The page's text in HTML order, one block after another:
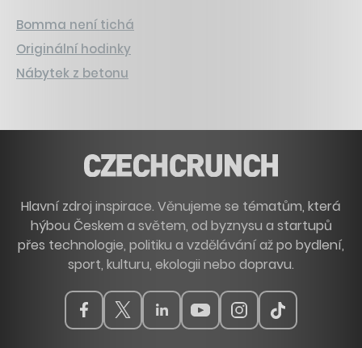
Bomma není tichá
Originální hodinky
Nábytek z betonu
Hlavní zdroj inspirace. Věnujeme se tématům, která
hýbou Českem a světem, od byznysu a startupů
přes technologie, politiku a vzdělávání až po bydlení,
sport, kulturu, ekologii nebo dopravu.